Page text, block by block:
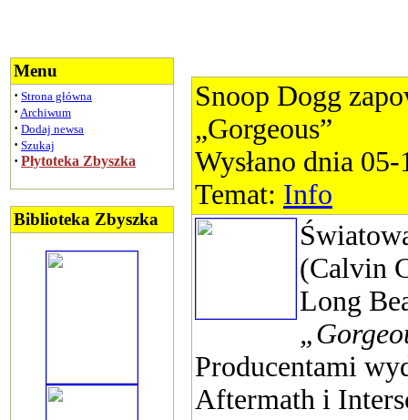
Menu
· Strona główna
· Archiwum
· Dodaj newsa
· Szukaj
· Płytoteka Zbyszka
Biblioteka Zbyszka
Snoop Dogg
„Gorgeous”
Wysłano dnia
Temat: Info
(Calvin
Long
Producentami
Aftermath i